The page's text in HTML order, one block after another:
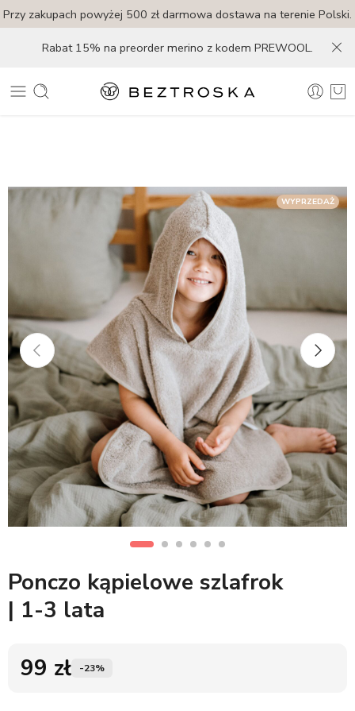
Przy zakupach powyżej 500 zł darmowa dostawa na terenie Polski.
Rabat 15% na preorder merino z kodem PREWOOL.
WYPRZEDAŻ
Ponczo kąpielowe szlafrok
| 1-3 lata
99 zł -23%